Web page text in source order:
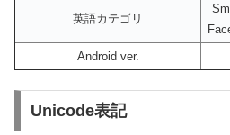
英語カテゴリ
Android ver.
Unicode表記